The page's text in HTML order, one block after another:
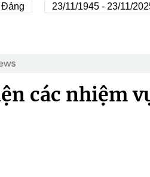
23/11/1945 - 23/11/2025
các nhiệm